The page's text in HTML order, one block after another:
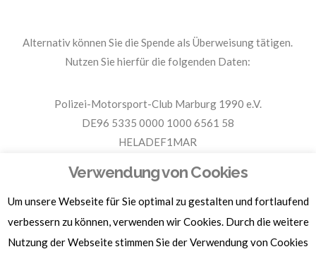
Alternativ können Sie die Spende als Überweisung tätigen.
Nutzen Sie hierfür die folgenden Daten:
Polizei-Motorsport-Club Marburg 1990 e.V.
DE96 5335 0000 1000 6561 58
HELADEF1MAR
Für Spendenbescheinigungen, Sachspenden und weitere
Informationen, hier klicken.
Verwendung von Cookies
Um unsere Webseite für Sie optimal zu gestalten und fortlaufend
verbessern zu können, verwenden wir Cookies. Durch die weitere
Nutzung der Webseite stimmen Sie der Verwendung von Cookies